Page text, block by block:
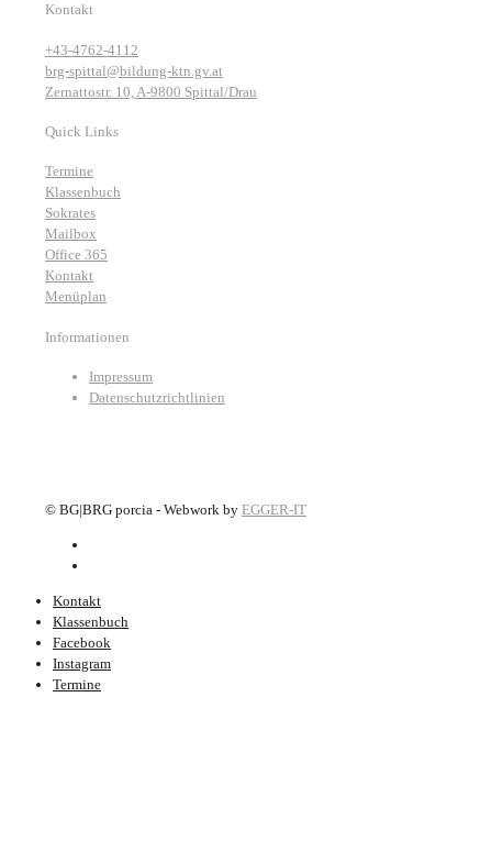
Kontakt
+43-4762-4112
brg-spittal@bildung-ktn.gv.at
Zernattostr. 10, A-9800 Spittal/Drau
Quick Links
Termine
Klassenbuch
Sokrates
Mailbox
Office 365
Kontakt
Menüplan
Informationen
Impressum
Datenschutzrichtlinien
© BG|BRG porcia - Webwork by EGGER-IT
Kontakt
Klassenbuch
Facebook
Instagram
Termine